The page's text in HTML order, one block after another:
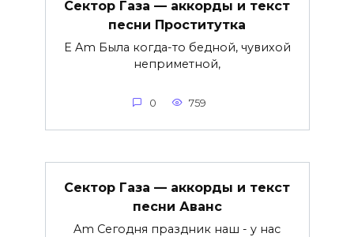
Сектор Газа — аккорды и текст
песни Проститутка
E Am Была когда-то бедной, чувихой
неприметной,
0 759
Сектор Газа — аккорды и текст
песни Аванс
Am Сегодня праздник наш - y нас